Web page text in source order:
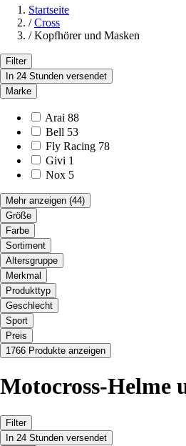
Startseite
/ Cross
/ Kopfhörer und Masken
Filter
In 24 Stunden versendet
Marke
Arai 88
Bell 53
Fly Racing 78
Givi 1
Nox 5
Mehr anzeigen (44)
Größe
Farbe
Sortiment
Altersgruppe
Merkmal
Produkttyp
Geschlecht
Sport
Preis
1766 Produkte anzeigen
Motocross-Helme
Filter
In 24 Stunden versendet